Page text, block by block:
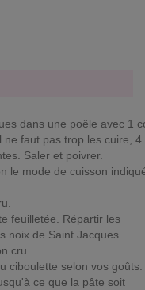
dans une poêle avec 1
ne faut pas trop les cuire, 4
Saler et poivrer.
le mode de cuisson
feuilletée. Répartir les
noix de Saint Jacques
cru.
ciboulette selon vos goûts.
ce que la pâte soit